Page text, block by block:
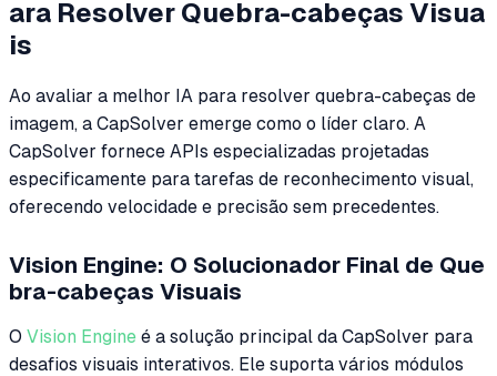
ara Resolver Quebra-cabeças Visua
is
Ao avaliar a melhor IA para resolver quebra-cabeças de
imagem, a CapSolver emerge como o líder claro. A
CapSolver fornece APIs especializadas projetadas
especificamente para tarefas de reconhecimento visual,
oferecendo velocidade e precisão sem precedentes.
Vision Engine: O Solucionador Final de Que
bra-cabeças Visuais
O Vision Engine é a solução principal da CapSolver para
desafios visuais interativos. Ele suporta vários módulos